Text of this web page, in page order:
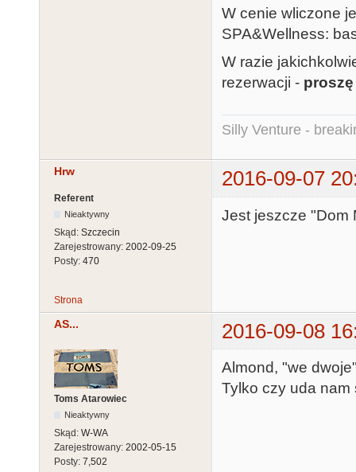
W cenie wliczone
SPA&Wellness:
W razie
rezerwacji -
Silly Venture -
Hrw 2016-09-07
Referent
Nieaktywny
Skąd: Szczecin
Zarejestrowany: 2002-09-25
Posty: 470
Jest jeszcze "Dom
Strona
AS... 2016-09-08
Toms Atarowiec
Nieaktywny
Skąd: W-WA
Zarejestrowany: 2002-05-15
Posty: 7,502
Almond, "we
Tylko czy uda nam